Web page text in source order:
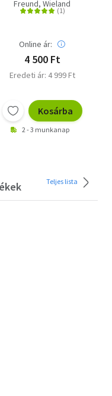
Freund, Wieland
Online ár:
4 500 Ft
Eredeti ár: 4 999 Ft
Kosárba
2 - 3 munkanap
Teljes lista